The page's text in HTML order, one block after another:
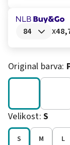
x
Original barva:
Velikost:S
S M L